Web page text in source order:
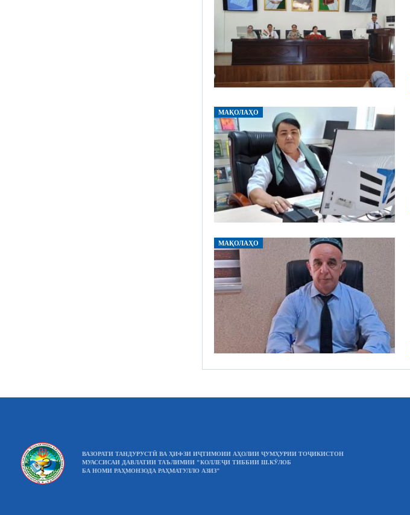
МАҚОЛАҲО
МАҚОЛАҲО
ВАЗОРАТИ ТАНДУРУСТӢ ВА ҲИФЗИ ИҶТИМОИИ АҲОЛИИ ҶУМҲУРИИ ТОҶИКИСТОН
МУАССИСАИ ДАВЛАТИИ ТАЪЛИМИИ "КОЛЛЕҶИ ТИББИИ Ш.КӮЛОБ
БА НОМИ РАҲМОНЗОДА РАҲМАТУЛЛО АЗИЗ"